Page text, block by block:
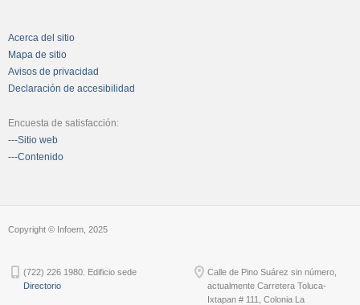
Acerca del sitio
Mapa de sitio
Avisos de privacidad
Declaración de accesibilidad
Encuesta de satisfacción:
---Sitio web
---Contenido
Copyright © Infoem, 2025
(722) 226 1980. Edificio sede
Directorio
Calle de Pino Suárez sin número,
actualmente Carretera Toluca-
Ixtapan # 111, Colonia La